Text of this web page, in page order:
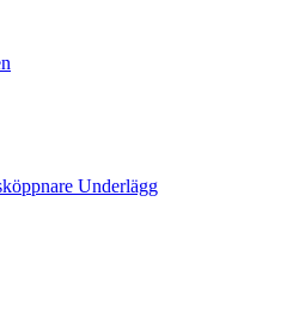
Underlägg